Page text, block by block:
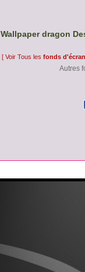
Wallpaper dragon
[ Voir Tous les fonds
Autres